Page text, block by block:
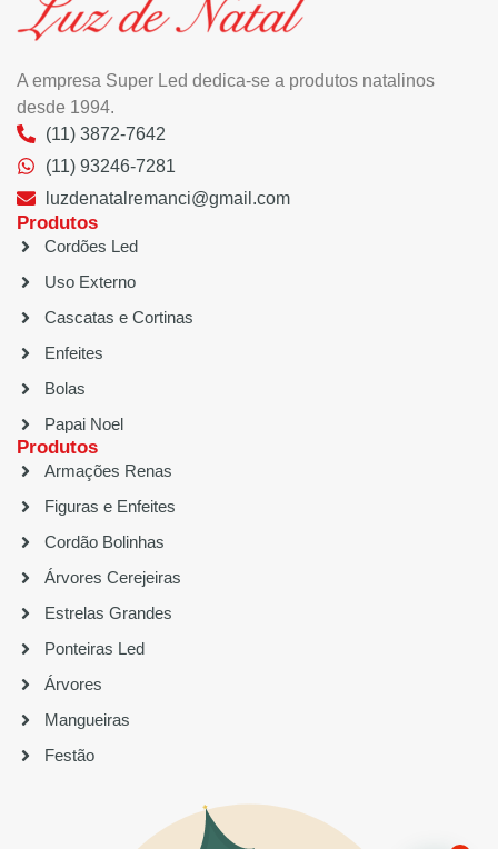
A empresa Super Led dedica-se a produtos natalinos
desde 1994.
(11) 3872-7642
(11) 93246-7281
luzdenatalremanci@gmail.com
Produtos
Cordões Led
Uso Externo
Cascatas e Cortinas
Enfeites
Bolas
Papai Noel
Produtos
Armações Renas
Figuras e Enfeites
Cordão Bolinhas
Árvores Cerejeiras
Estrelas Grandes
Ponteiras Led
Árvores
Mangueiras
Festão